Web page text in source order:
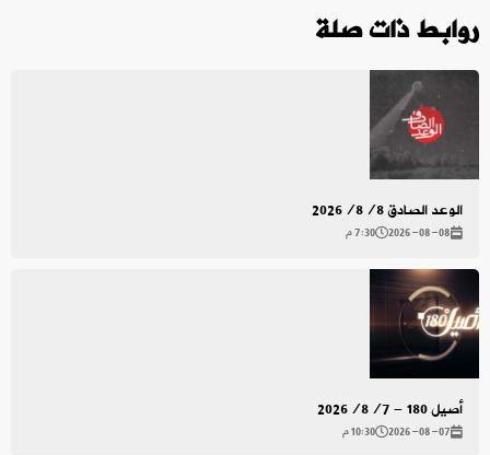
روابط ذات صلة
الوعد الصادق 2026/8/8
2026-08-08 7:30 م
أصيل 180 - 2026/8/7
2026-08-07 10:30 م